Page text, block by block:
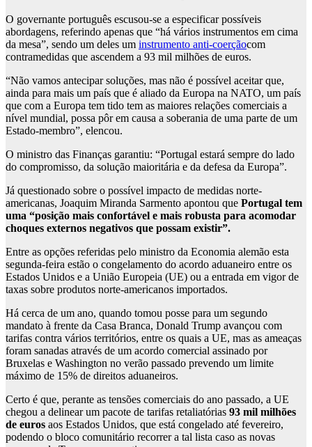
O governante português escusou-se a especificar possíveis
abordagens, referindo apenas que “há vários instrumentos em cima
da mesa”, sendo um deles um instrumento anti-coerçãocom
contramedidas que ascendem a 93 mil milhões de euros.
“Não vamos antecipar soluções, mas não é possível aceitar que,
ainda para mais um país que é aliado da Europa na NATO, um país
que com a Europa tem tido tem as maiores relações comerciais a
nível mundial, possa pôr em causa a soberania de uma parte de um
Estado-membro”, elencou.
O ministro das Finanças garantiu: “Portugal estará sempre do lado
do compromisso, da solução maioritária e da defesa da Europa”.
Já questionado sobre o possível impacto de medidas norte-
americanas, Joaquim Miranda Sarmento apontou que Portugal tem
uma “posição mais confortável e mais robusta para acomodar
choques externos negativos que possam existir”.
Entre as opções referidas pelo ministro da Economia alemão esta
segunda-feira estão o congelamento do acordo aduaneiro entre os
Estados Unidos e a União Europeia (UE) ou a entrada em vigor de
taxas sobre produtos norte-americanos importados.
Há cerca de um ano, quando tomou posse para um segundo
mandato à frente da Casa Branca, Donald Trump avançou com
tarifas contra vários territórios, entre os quais a UE, mas as ameaças
foram sanadas através de um acordo comercial assinado por
Bruxelas e Washington no verão passado prevendo um limite
máximo de 15% de direitos aduaneiros.
Certo é que, perante as tensões comerciais do ano passado, a UE
chegou a delinear um pacote de tarifas retaliatórias 93 mil milhões
de euros aos Estados Unidos, que está congelado até fevereiro,
podendo o bloco comunitário recorrer a tal lista caso as novas